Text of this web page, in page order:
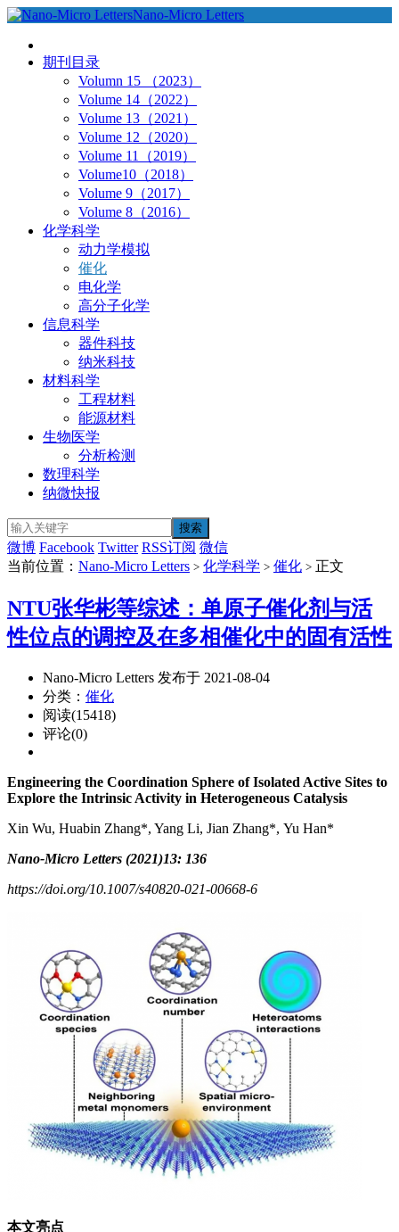
Nano-Micro Letters
期刊目录
Volumn 15 （2023）
Volume 14（2022）
Volume 13（2021）
Volume 12（2020）
Volume 11（2019）
Volume10（2018）
Volume 9（2017）
Volume 8（2016）
化学科学
动力学模拟
催化
电化学
高分子化学
信息科学
器件科技
纳米科技
材料科学
工程材料
能源材料
生物医学
分析检测
数理科学
纳微快报
微博 Facebook Twitter RSS订阅 微信
当前位置： Nano-Micro Letters > 化学科学 > 催化 > 正文
NTU张华彬等综述：单原子催化剂与活
性位点的调控及在多相催化中的固有活性
Nano-Micro Letters 发布于 2021-08-04
分类： 催化
阅读(15418)
评论(0)
Engineering the Coordination Sphere of Isolated Active Sites to
Explore the Intrinsic Activity in Heterogeneous Catalysis
Xin Wu, Huabin Zhang*, Yang Li, Jian Zhang*, Yu Han*
Nano-Micro Letters (2021)13: 136
https://doi.org/10.1007/s40820-021-00668-6
本文亮点